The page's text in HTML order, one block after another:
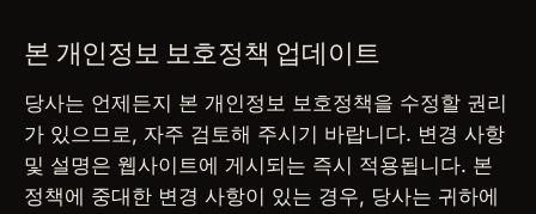
본 개인정보 보호정책 업데이트
당사는 언제든지 본 개인정보 보호정책을 수정할 권리
가 있으므로, 자주 검토해 주시기 바랍니다. 변경 사항
및 설명은 웹사이트에 게시되는 즉시 적용됩니다. 본
정책에 중대한 변경 사항이 있는 경우, 당사는 귀하에